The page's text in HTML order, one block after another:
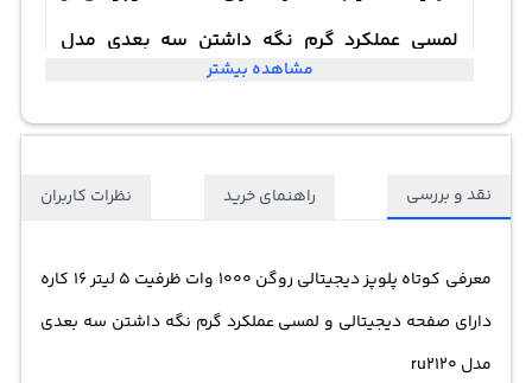
لمسی عملکرد گرم نگه داشتن سه بعدی مدل
مشاهده بیشتر
نقد و بررسی راهنمای خرید نظرات کاربران
معرفی کوتاه پلوپز دیجیتالی روگن 1000 وات ظرفیت 5 لیتر 16 کاره
دارای صفحه دیجیتالی و لمسی عملکرد گرم نگه داشتن سه بعدی
مدل ru2120